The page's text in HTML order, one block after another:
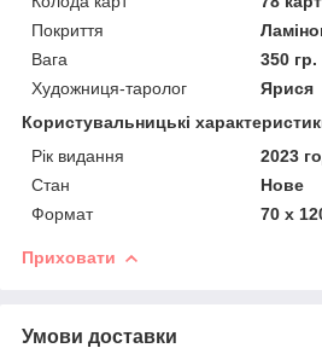
Покриття
Вага
350 гр.
Художниця-таролог
Ярися
Користувальницькі
Рік видання
2023
Стан
Нове
Формат
70 х
Приховати
Умови доставки